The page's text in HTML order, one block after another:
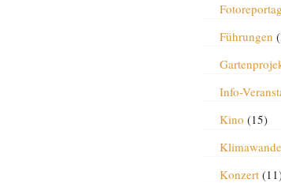
Führungen
Info-
Kino (15)
Konzert